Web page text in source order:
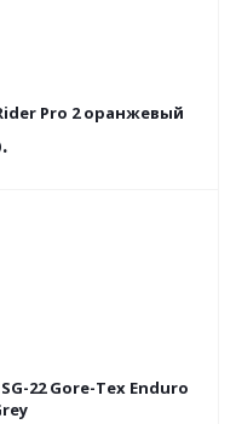
Pro 2 оранжевый
22 Gore-Tex Enduro